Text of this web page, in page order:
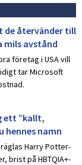
de återvänder till
mils avstånd
företag i USA vill
tar Microsoft
ett ”kallt,
hennes namn
Harry Potter-
brist på HBTQIA+-